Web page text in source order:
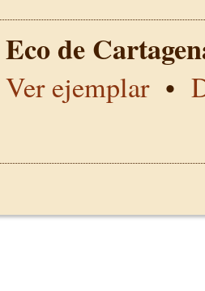
Eco de
Ver ejemplar•